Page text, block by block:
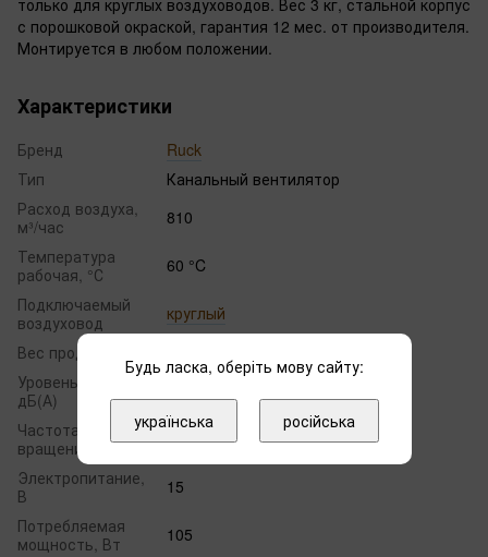
только для круглых воздуховодов. Вес 3 кг, стальной корпус
с порошковой окраской, гарантия 12 мес. от производителя.
Монтируется в любом положении.
Характеристики
Бренд
Ruck
Тип
Канальный вентилятор
Расход воздуха,
м³/час
810
Температура
рабочая, °С
60 °C
Подключаемый
воздуховод
круглый
Вес продукта, кг
Уровень шума,
дБ(А)
Частота
вращения
3610
Электропитание,
В
15
Потребляемая
мощность, Вт
105
Будь ласка, оберіть мову сайту:
українська російська